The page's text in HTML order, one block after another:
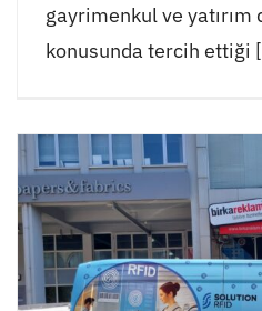
gayrimenkul ve yatırım
konusunda tercih ettiği